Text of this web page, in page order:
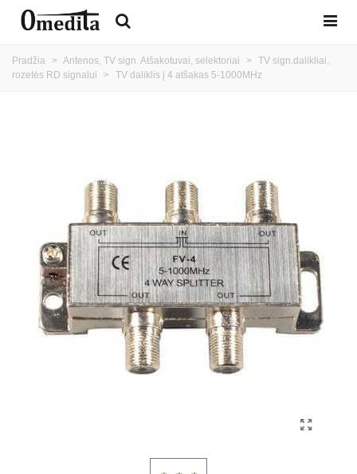
Pradžia > Antenos, TV sign. Atšakotuvai, selektoriai > TV sign.dalikliai,
rozetės RD signalui
> TV daliklis į 4 atšakas 5-1000MHz